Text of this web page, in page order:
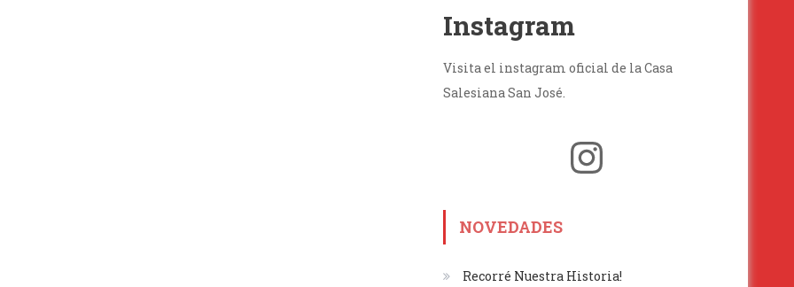
Instagram
Visita el instagram oficial de la Casa
Salesiana San José.
Instagram
NOVEDADES
Recorré Nuestra Historia!